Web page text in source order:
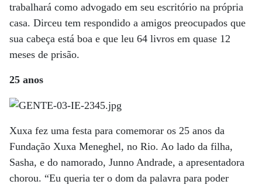
trabalhará como advogado em seu escritório na própria
casa. Dirceu tem respondido a amigos preocupados que
sua cabeça está boa e que leu 64 livros em quase 12
meses de prisão.
25 anos
Xuxa fez uma festa para comemorar os 25 anos da
Fundação Xuxa Meneghel, no Rio. Ao lado da filha,
Sasha, e do namorado, Junno Andrade, a apresentadora
chorou. “Eu queria ter o dom da palavra para poder